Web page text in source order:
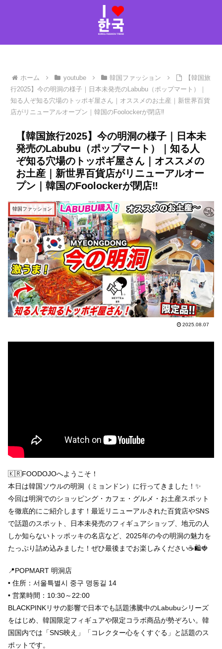
ホーム youtube 韓国ファッション
【韓国旅
行2025】今の明洞の様子｜日本未発売のLabubu（ポップマート）｜
知る人ぞ知る穴場のトッポギ屋さん｜オススメのお土産｜新世界百貨
店がリニューアルオープン｜韓国のFoolockerが閉店‼️
【韓国旅行2025】今の明洞の様子｜日本未
発売のLabubu（ポップマート）｜知る人
ぞ知る穴場のトッポギ屋さん｜オススメの
お土産｜新世界百貨店がリニューアルオー
プン｜韓国のFoolockerが閉店‼️
韓国ファッション
2025.08.07
🇰🇷FOODOJOへようこそ！
本日は韓国ソウルの明洞（ミョンドン）に行ってきました！✨
今回は明洞でのショッピング・カフェ・グルメ・お土産スポット
を徹底的にご紹介します！最近リニューアルされた百貨店やSNS
で話題のスポット、日本未発売のフィギュアショップ、地元の人
しか知らないトッポッキの名店など、2025年の今の明洞の魅力を
たっぷり詰め込みました！ぜひ最後までお楽しみください☕️🛍️🍓
📍POPMART 明洞店
• 住所：서울특별시 중구 명동길 14
• 営業時間：10:30～22:00
BLACKPINKリサの影響で日本でも話題沸騰中のLabubuシリーズ
をはじめ、韓国限定フィギュアや限定コラボ商品が勢ぞろい。韓
国国内では「SNS映え」「コレクター心をくすぐる」と話題のス
ポットです。